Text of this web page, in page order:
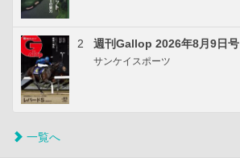
2 週刊Gallop 2026年8月9日号
サンケイスポーツ
一覧へ